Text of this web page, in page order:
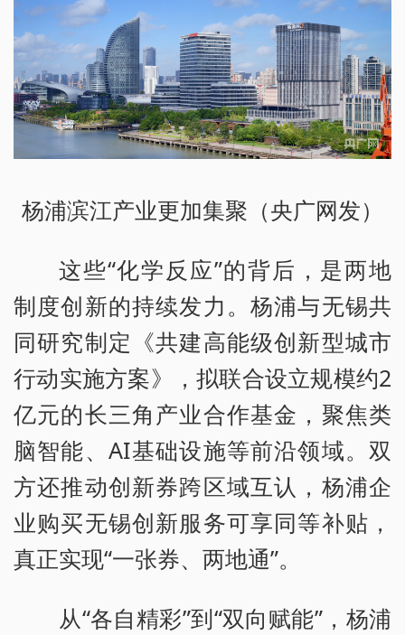
杨浦滨江产业更加集聚（央广网发）
这些“化学反应”的背后，是两地
制度创新的持续发力。杨浦与无锡共
同研究制定《共建高能级创新型城市
行动实施方案》，拟联合设立规模约2
亿元的长三角产业合作基金，聚焦类
脑智能、AI基础设施等前沿领域。双
方还推动创新券跨区域互认，杨浦企
业购买无锡创新服务可享同等补贴，
真正实现“一张券、两地通”。
从“各自精彩”到“双向赋能”，杨浦